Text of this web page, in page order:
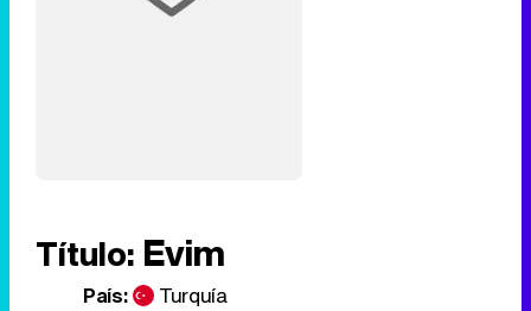
Título: Evim
País: Turquía